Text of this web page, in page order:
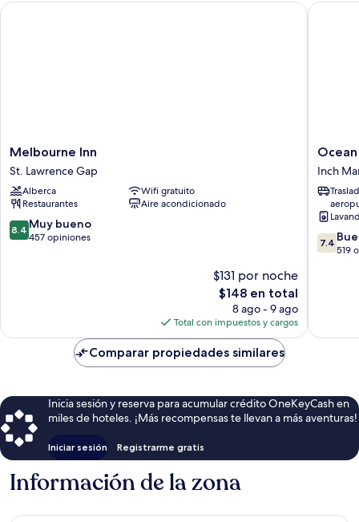
Melbourne
Inn
St.
Lawrence
Gap
Melbourne Inn
St. Lawrence Gap
Alberca
Wifi gratuito
Restaurantes
Aire acondicionado
8.4
de
8.4 Muy bueno
457 opiniones
$131 por noche
El
precio
actual
es
de
$148
$148 en total
8 ago - 9 ago
Total con impuestos y cargos
Melbourne Inn
Ocean
Spray
Inch
Inch
7.4
de
7.4
519
Ocean
Comparar propiedades similares
Inicia sesión y reserva para acumular crédito OneKeyCash en
miles de hoteles. ¡Más recompensas te llevan a más aventuras!
Iniciar sesión Registrarme gratis
Información de la zona